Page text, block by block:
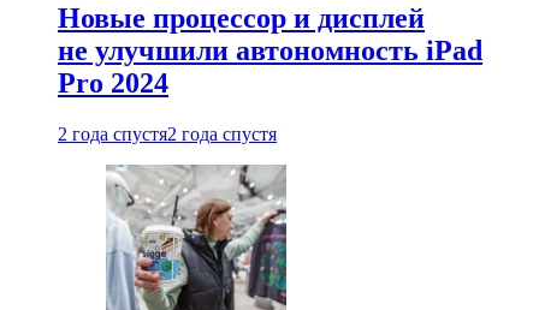
Новые процессор и дисплей
не улучшили автономность iPad
Pro 2024
2 года спустя2 года спустя